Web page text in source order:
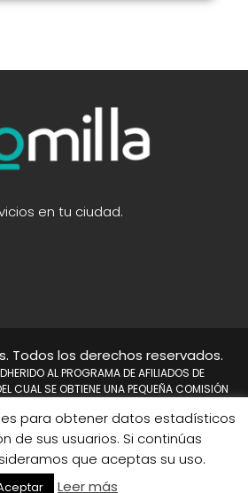
en tu ciudad.
Todos los derechos reservados.
AL PROGRAMA DE AFILIADOS DE
CUAL SE OBTIENE UNA PEQUEÑA COMISIÓN
PERMITE CONTINUAR TRABAJANDO DÍA A
MEJORAR EL SITIO WEB.
EL LOGO DE HABITISSIMO SON MARCAS
HABITISSIMO.ES O SUS AFILIADOS.
Mapa del sitio
para obtener datos estadísticos
de sus usuarios. Si continúas
que aceptas su uso.
Leer más